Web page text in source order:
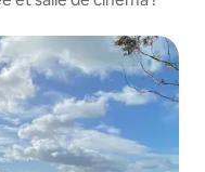
plus aimés